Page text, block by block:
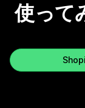
使って